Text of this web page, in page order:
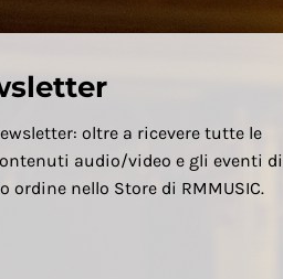
oltre a ricevere tutte le
audio/video e gli eventi
ordine nello Store di RMMUSIC.